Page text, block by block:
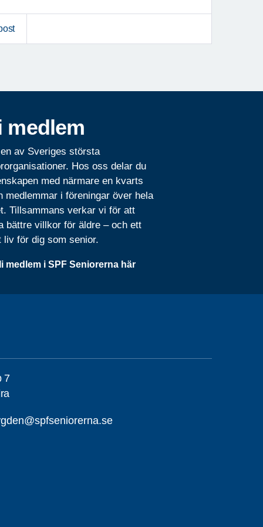
medlem
av Sveriges största
Hos oss delar du
med närmare en kvarts
medlemmar i föreningar över hela
Tillsammans verkar vi för att
bättre villkor för äldre – och ett
liv för dig som senior.
medlem i SPF Seniorerna här
7